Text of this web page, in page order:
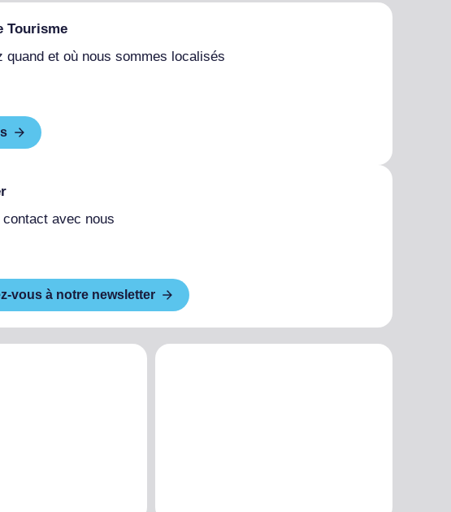
Tourisme
quand et où nous sommes localisés
avec nous
vous à notre newsletter